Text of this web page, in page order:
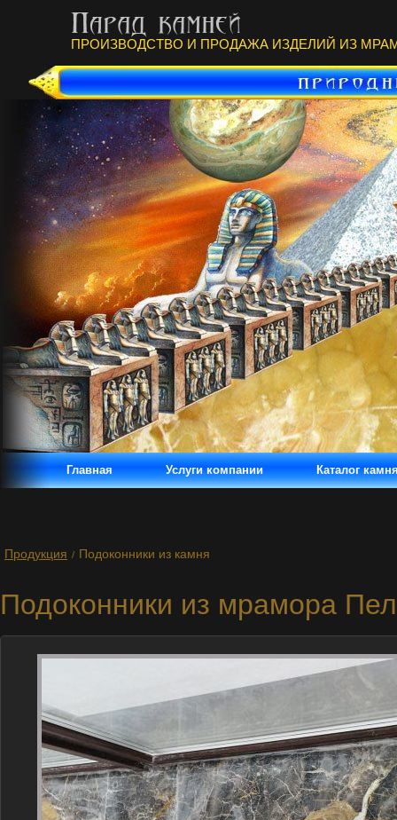
ПРОИЗВОДСТВО И ПРОДАЖА ИЗДЕЛИЙ ИЗ
Главная Услуги компании Каталог
Продукция / Подоконники из камня
Подоконники из мрамора